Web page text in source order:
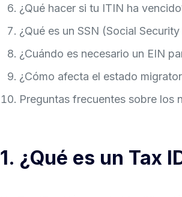
¿Qué hacer si tu ITIN ha
¿Qué es un SSN (Social
¿Cuándo es necesario un EIN
¿Cómo afecta el estado
Preguntas frecuentes sobre los
1. ¿Qué es un Tax